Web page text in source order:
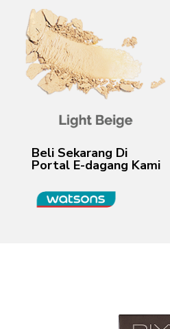
Beli Sekarang Di
Portal E-dagang Kami